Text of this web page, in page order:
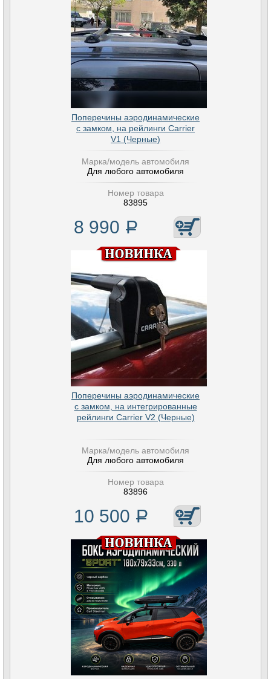
Поперечины аэродинамические
с замком, на рейлинги Carrier
V1 (Черные)
Марка/модель автомобиля
Для любого автомобиля
Номер товара
83895
8 990 Р
Поперечины аэродинамические
с замком, на интегрированные
рейлинги Carrier V2 (Черные)
Марка/модель автомобиля
Для любого автомобиля
Номер товара
83896
10 500 Р